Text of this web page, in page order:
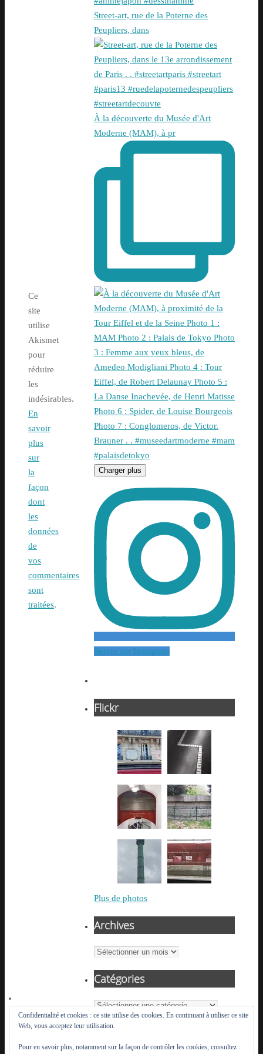
Ce
site
utilise
Akismet
pour
réduire
les
indésirables.
En
savoir
plus
sur
la
façon
dont
les
données
de
vos
commentaires
sont
traitées.
Street-art, rue de la Poterne des
Peupliers, dans
À la découverte du Musée d'Art
Moderne (MAM), à pr
Charger plus
Suivre sur Instagram
Flickr
Plus de photos
Archives
Archives
Catégories
Catégories
Confidentialité et cookies : ce site utilise des cookies. En continuant à utiliser ce site
Web, vous acceptez leur utilisation.
Pour en savoir plus, notamment sur la façon de contrôler les cookies, consultez :